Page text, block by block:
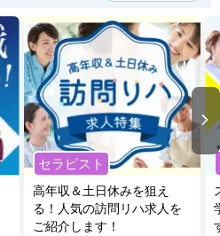
セラピスト
高年収＆土日休みを狙え
る！人気の訪問リハ求人を
ご紹介します！